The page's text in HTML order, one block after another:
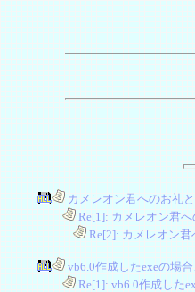
カメレオン君へのお礼
Re[1]: カメレオン君へ
Re[2]: カメレオン君
vb6.0作成したexeの場
Re[1]: vb6.0作成した